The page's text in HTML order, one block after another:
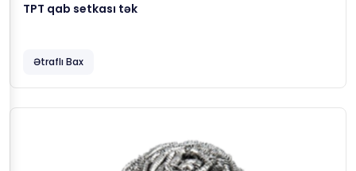
TPT qab setkası tək
Ətraflı Bax